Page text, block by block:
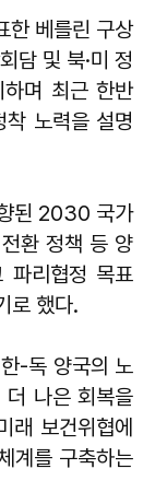
한 베를린 구상
담 및 북·미 정
며 최근 한반
노력을 설명
된 2030 국가
환 정책 등 양
파리협정 목표
로 했다.
-독 양국의 노
더 나은 회복을
래 보건위협에
계를 구축하는